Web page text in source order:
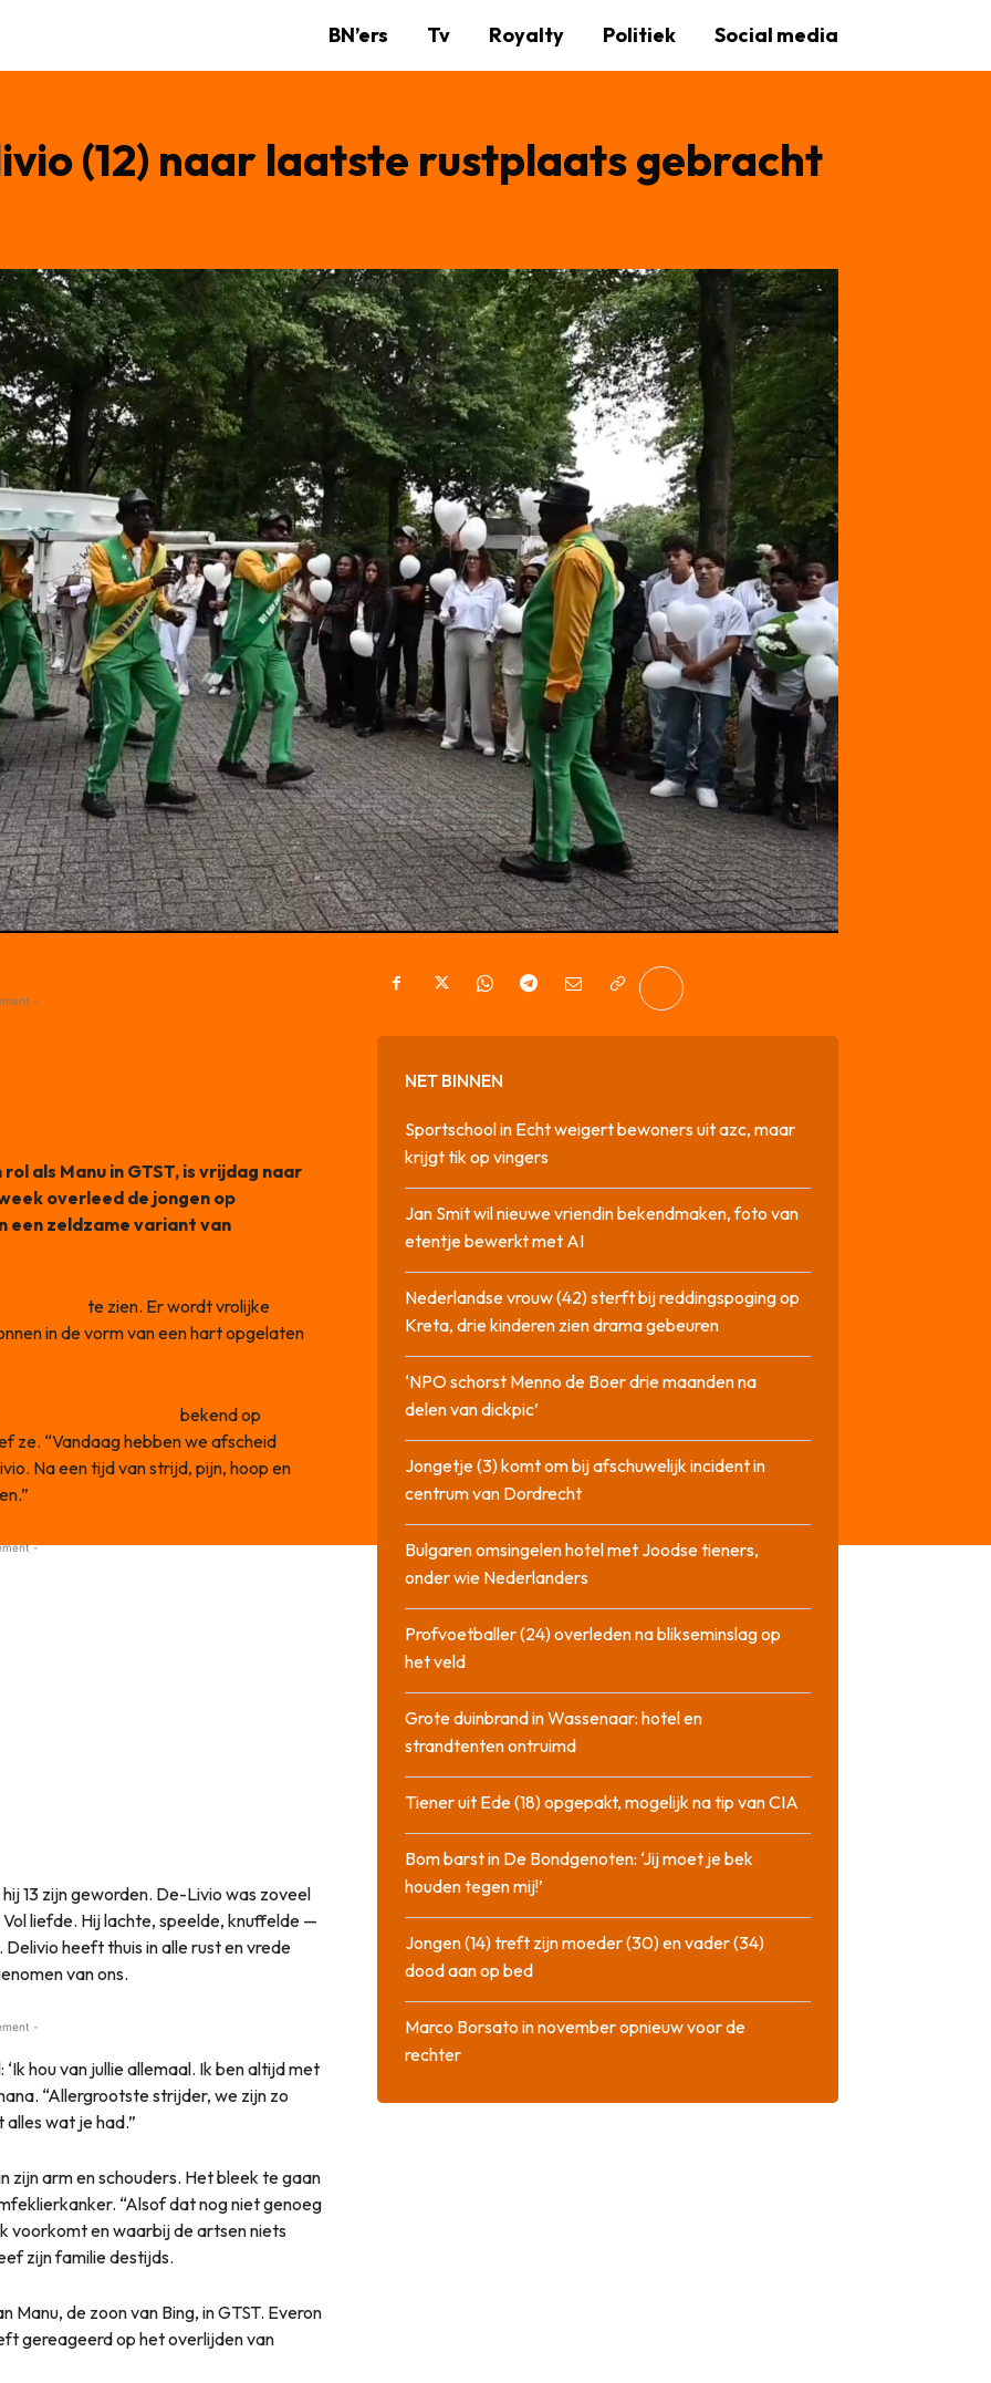
BN’ers Tv Royalty Politiek Social media
(12) naar laatste rustplaats gebracht
-
als Manu in GTST, is vrijdag naar
overleed de jongen op
een zeldzame variant van
te zien. Er wordt vrolijke
in de vorm van een hart opgelaten
bekend op
ze. “Vandaag hebben we afscheid
Na een tijd van strijd, pijn, hoop en
-
13 zijn geworden. De-Livio was zoveel
liefde. Hij lachte, speelde, knuffelde —
heeft thuis in alle rust en vrede
van ons.
-
hou van jullie allemaal. Ik ben altijd met
“Allergrootste strijder, we zijn zo
wat je had.”
zijn arm en schouders. Het bleek te gaan
“Alsof dat nog niet genoeg
voorkomt en waarbij de artsen niets
zijn familie destijds.
Manu, de zoon van Bing, in GTST. Everon
gereageerd op het overlijden van
NET BINNEN
Sportschool in Echt weigert bewoners uit azc, maar
krijgt tik op vingers
Jan Smit wil nieuwe vriendin bekendmaken, foto van
etentje bewerkt met AI
Nederlandse vrouw (42) sterft bij reddingspoging op
Kreta, drie kinderen zien drama gebeuren
‘NPO schorst Menno de Boer drie maanden na
delen van dickpic’
Jongetje (3) komt om bij afschuwelijk incident in
centrum van Dordrecht
Bulgaren omsingelen hotel met Joodse tieners,
onder wie Nederlanders
Profvoetballer (24) overleden na blikseminslag op
het veld
Grote duinbrand in Wassenaar: hotel en
strandtenten ontruimd
Tiener uit Ede (18) opgepakt, mogelijk na tip van CIA
Bom barst in De Bondgenoten: ‘Jij moet je bek
houden tegen mij!’
Jongen (14) treft zijn moeder (30) en vader (34)
dood aan op bed
Marco Borsato in november opnieuw voor de
rechter